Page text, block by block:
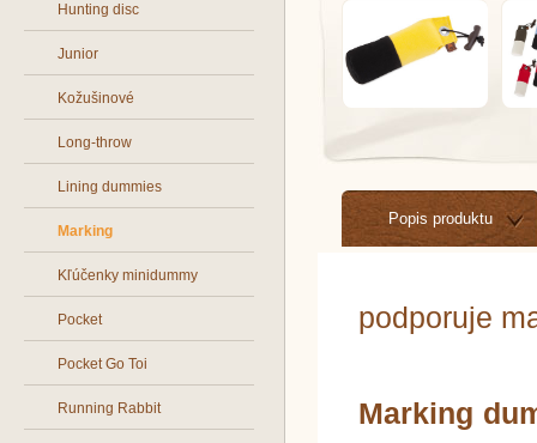
Hunting disc
Junior
Kožušinové
Long-throw
Lining dummies
Marking
Kľúčenky minidummy
Pocket
Pocket Go Toi
Running Rabbit
Popis produktu
podporuje
Marking